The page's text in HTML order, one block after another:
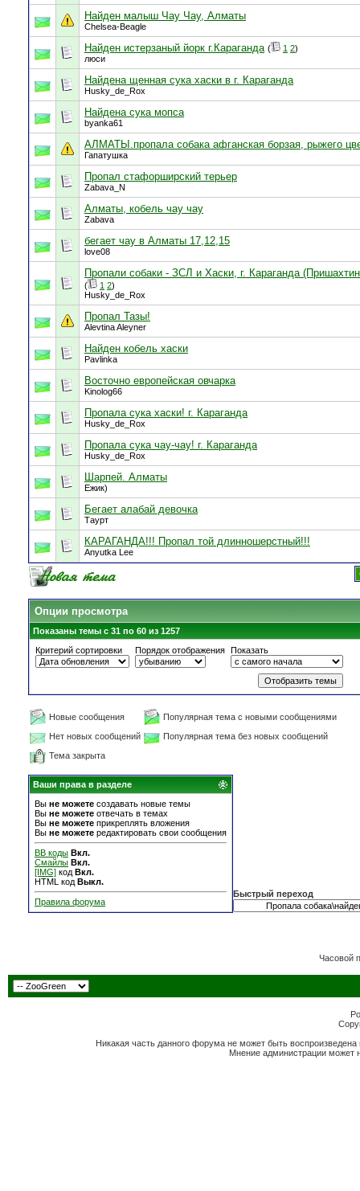
Найден малыш Чау Чау, Алматы
Chelsea-Beagle
Найден истерзаный йорк г.Караганда ( 1 2)
люси
Найдена щенная сука хаски в г. Караганда
Husky_de_Rox
Найдена сука мопса
byanka61
АЛМАТЫ.пропала собака афганская борзая, рыжего
Гапатушка
Пропал стафорширский терьер
Zabava_N
Алматы, кобель чау чау
Zabava
бегает чау в Алматы 17,12,15
love08
Пропали собаки - ЗСЛ и Хаски, г. Караганда
( 1 2)
Husky_de_Rox
Пропал Тазы!
Alevtina Aleyner
Найден кобель хаски
Pavlinka
Восточно европейская овчарка
Kinolog66
Пропала сука хаски! г. Караганда
Husky_de_Rox
Пропала сука чау-чау! г. Караганда
Husky_de_Rox
Шарпей. Алматы
Ежик)
Бегает алабай девочка
Таурт
КАРАГАНДА!!! Пропал той длинношерстный!!!
Anyutka Lee
Опции просмотра
Показаны темы с 31 по 60 из 1257
Критерий сортировки
Порядок отображения Показать
Новые сообщения
Популярная тема с новыми сообщениями
Нет новых сообщений
Популярная тема без новых сообщений
Тема закрыта
Ваши права в разделе
Вы не можете создавать новые темы
Вы не можете отвечать в темах
Вы не можете прикреплять вложения
Вы не можете редактировать свои сообщения
BB коды Вкл.
Смайлы Вкл.
[IMG] код Вкл.
HTML код Выкл.
Правила форума
Быстрый переход
Часовой
Никакая часть данного форума не может быть
Мнение администрации может